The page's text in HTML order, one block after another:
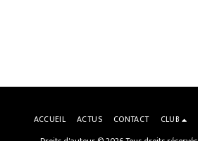
ACCUEIL ACTUS CONTACT CLUB